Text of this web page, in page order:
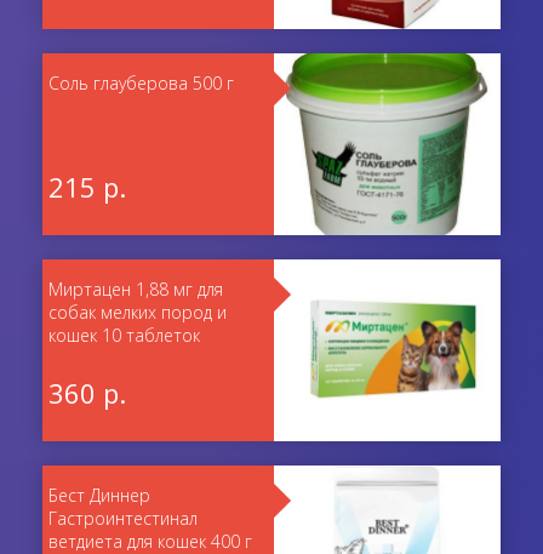
Соль глауберова 500 г
215 р.
Миртацен 1,88 мг для
собак мелких пород и
кошек 10 таблеток
360 р.
Бест Диннер
Гастроинтестинал
ветдиета для кошек 400 г